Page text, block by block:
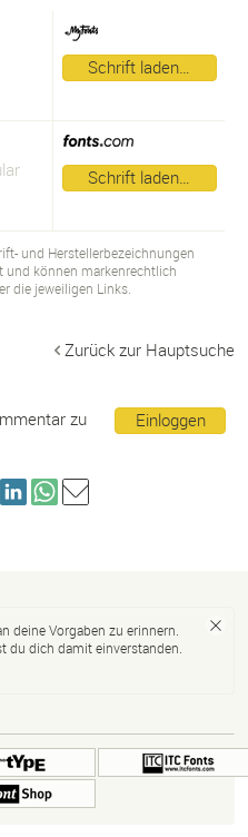
Schrift laden…
Schrift laden…
und Herstellerbezeichnungen
können markenrechtlich
die jeweiligen Links.
Zurück zur Hauptsuche
Einloggen
zu
deine Vorgaben zu erinnern.
du dich damit einverstanden.